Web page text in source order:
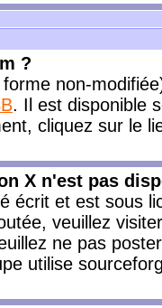
?
non-
. Il est disponible
cliquez sur le
X n'est pas
écrit et est sous
veuillez
ne pas
utilise